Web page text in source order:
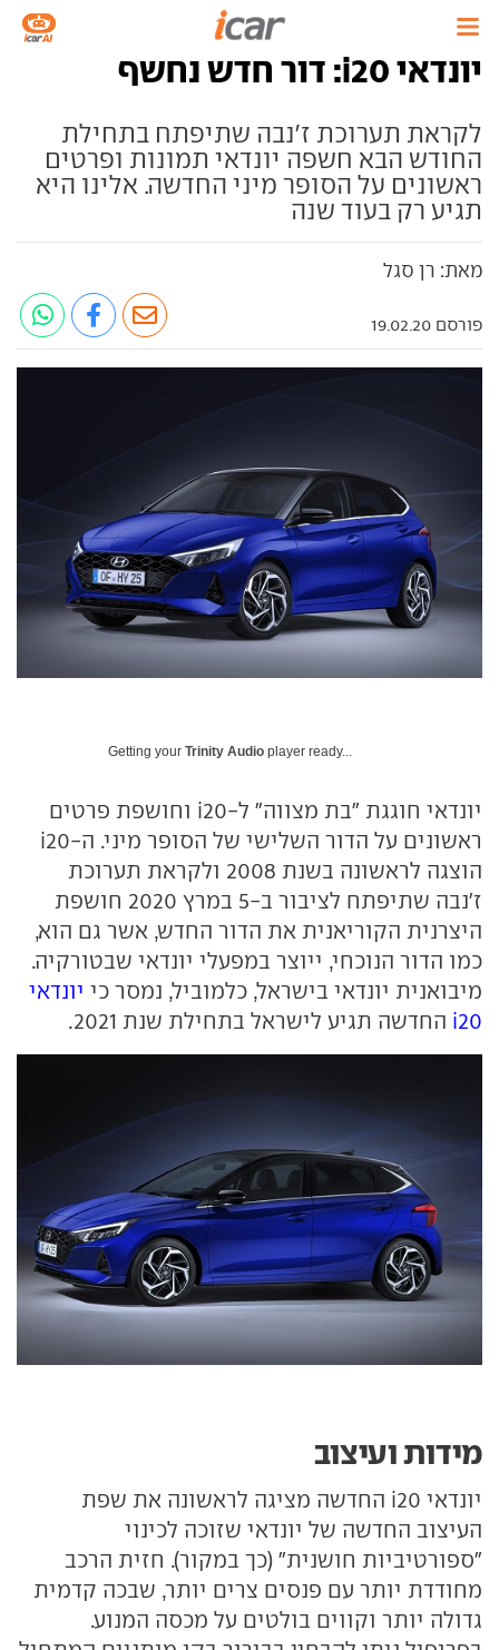
יונדאי i20: דור חדש נחשף
לקראת תערוכת ז'נבה שתיפתח בתחילת
החודש הבא חשפה יונדאי תמונות ופרטים
ראשונים על הסופר מיני החדשה. אלינו היא
תגיע רק בעוד שנה
מאת: רן סגל
פורסם 19.02.20
Getting your Trinity Audio player ready...
יונדאי חוגגת "בת מצווה" ל-i20 וחושפת פרטים
ראשונים על הדור השלישי של הסופר מיני. ה-i20
הוצגה לראשונה בשנת 2008 ולקראת תערוכת
ז'נבה שתיפתח לציבור ב-5 במרץ 2020 חושפת
היצרנית הקוריאנית את הדור החדש, אשר גם הוא,
כמו הדור הנוכחי, ייוצר במפעלי יונדאי שבטורקיה.
מיבואנית יונדאי בישראל, כלמוביל, נמסר כי יונדאי
i20 החדשה תגיע לישראל בתחילת שנת 2021.
מידות ועיצוב
יונדאי i20 החדשה מציגה לראשונה את שפת
העיצוב החדשה של יונדאי שזוכה לכינוי
"ספורטיביות חושנית" (כך במקור). חזית הרכב
מחודדת יותר עם פנסים צרים יותר, שבכה קדמית
גדולה יותר וקווים בולטים על מכסה המנוע.